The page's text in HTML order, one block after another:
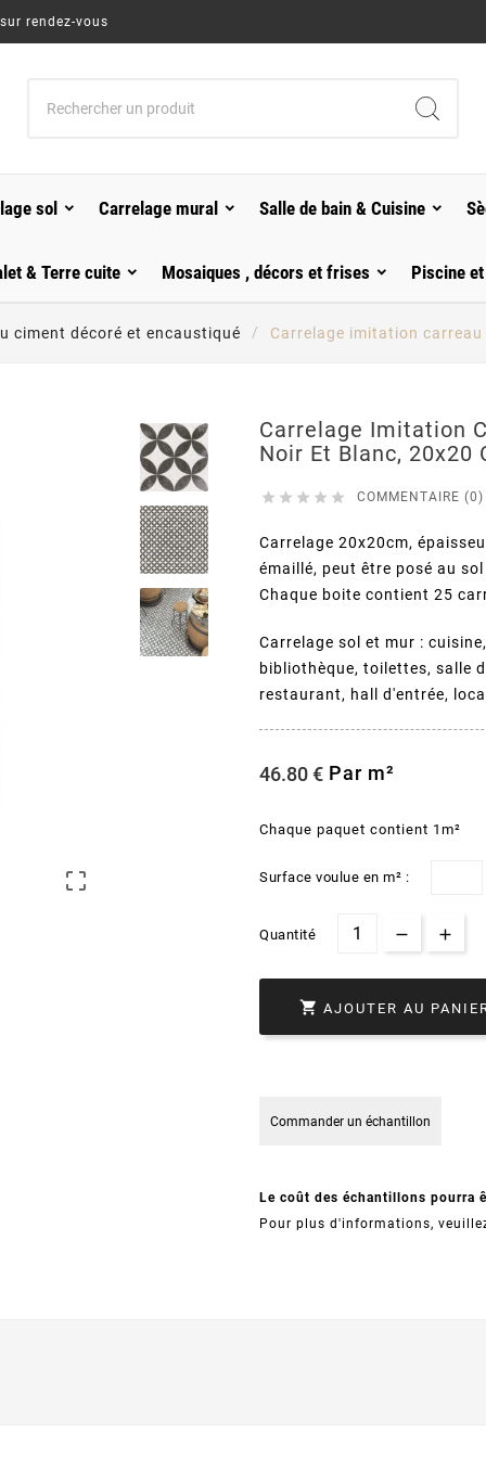
rendez-vous
sol Carrelage mural Salle de bain & Cuisine
& Terre cuite Mosaiques , décors et frises Piscine
ciment décoré et encaustiqué Carrelage imitation

Carrelage Imitation
Noir Et Blanc, 20x20
     COMMENTAIRE (0)
Carrelage 20x20cm,
émaillé, peut être posé au
Chaque boite contient 25
Carrelage sol et mur :
bibliothèque, toilettes, salle
restaurant, hall d'entrée,
46.80 € Par m²
Chaque paquet contient 1m²
Surface voulue en m² :
Quantité
 AJOUTER AU
Commander un échantillon
Le coût des échantillons pourra
Pour plus d'informations,